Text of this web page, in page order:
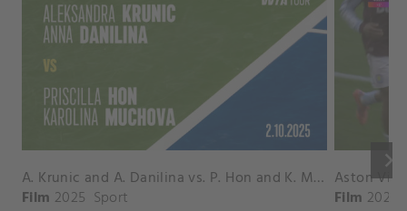
keyboard_arrow_right
A. Krunic and A. Danilina vs. P. Hon and K. Muchova Match Highlights - BEIJING_Capital Group Diamond ( October 02, 2025)
Film 2025 Sport Film 2026